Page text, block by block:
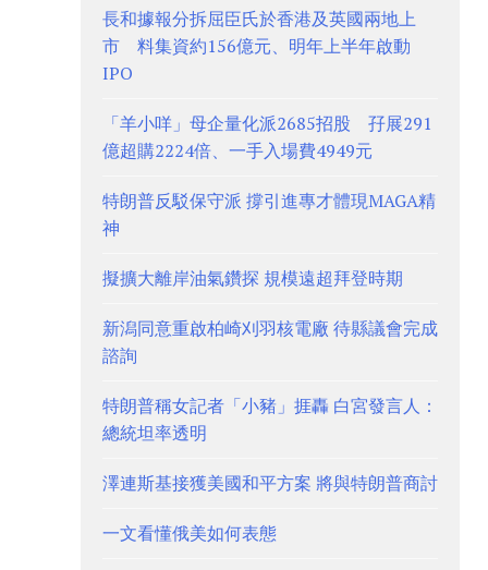
長和據報分拆屈臣氏於香港及英國兩地上
市 料集資約156億元、明年上半年啟動
IPO
「羊小咩」母企量化派2685招股 孖展291
億超購2224倍、一手入場費4949元
特朗普反駁保守派 撐引進專才體現MAGA精
神
擬擴大離岸油氣鑽探 規模遠超拜登時期
新潟同意重啟柏崎刈羽核電廠 待縣議會完成
諮詢
特朗普稱女記者「小豬」捱轟 白宮發言人：
總統坦率透明
澤連斯基接獲美國和平方案 將與特朗普商討
一文看懂俄美如何表態